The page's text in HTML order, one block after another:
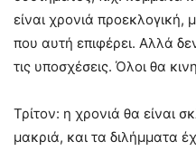
είναι χρονιά προεκλογική,
που αυτή επιφέρει. Αλλά
τις υποσχέσεις. Όλοι θα
Τρίτον: η χρονιά θα είναι
μακριά, και τα διλήμματα